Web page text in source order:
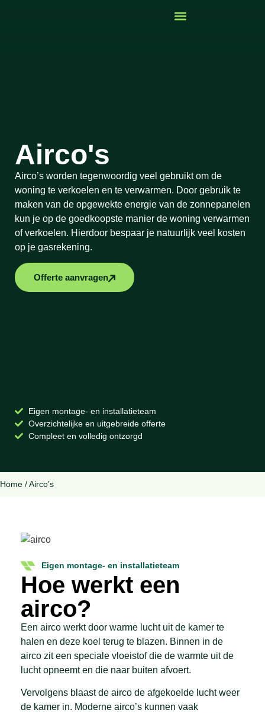
Airco's
Airco’s worden tegenwoordig veel gebruikt om de
woning te verkoelen en te verwarmen. Door gebruik te
maken van de opgewekte energie van de zonnepanelen
kun je op de goedkoopste manier de woning verwarmen
of verkoelen. Hierdoor bespaar je natuurlijk veel kosten
op je gasrekening.
Offerte aanvragen
Eigen montage- en installatieteam
Overzichtelijke en uitgebreide offerte
Compleet en volledig ontzorgd
Home /Airco’s
Eigen montage- en installatieteam
Hoe werkt een
airco?
Een airco werkt door warme lucht uit de kamer te
halen en deze koel terug te blazen. Binnen in de
airco zit een speciale vloeistof die de warmte uit de
lucht opneemt en die naar buiten afvoert.
Vervolgens blaast de airco de afgekoelde lucht weer
de kamer in. Moderne airco’s kunnen vaak